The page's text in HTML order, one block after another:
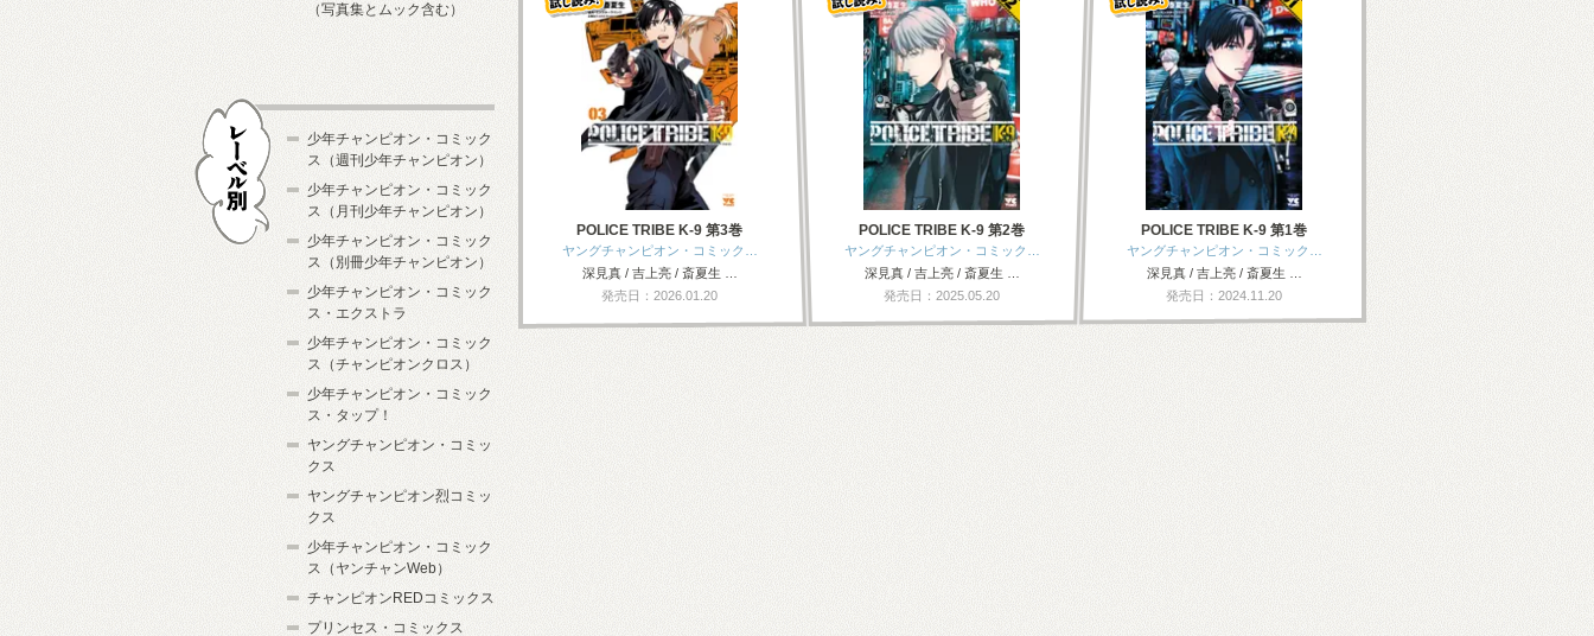
POLICE TRIBE K-9 第3巻
ヤングチャンピオン・コミック…
深見真 / 吉上亮 / 斎夏生 …
発売日：2026.01.20
POLICE TRIBE K-9 第2巻
ヤングチャンピオン・コミック…
深見真 / 吉上亮 / 斎夏生 …
発売日：2025.05.20
POLICE TRIBE K-9 第1巻
ヤングチャンピオン・コミック…
深見真 / 吉上亮 / 斎夏生 …
発売日：2024.11.20
（写真集とムック含む）
少年チャンピオン・コミック
ス（週刊少年チャンピオン）
少年チャンピオン・コミック
ス（月刊少年チャンピオン）
少年チャンピオン・コミック
ス（別冊少年チャンピオン）
少年チャンピオン・コミック
ス・エクストラ
少年チャンピオン・コミック
ス（チャンピオンクロス）
少年チャンピオン・コミック
ス・タップ！
ヤングチャンピオン・コミッ
クス
ヤングチャンピオン烈コミッ
クス
少年チャンピオン・コミック
ス（ヤンチャンWeb）
チャンピオンREDコミックス
プリンセス・コミックス